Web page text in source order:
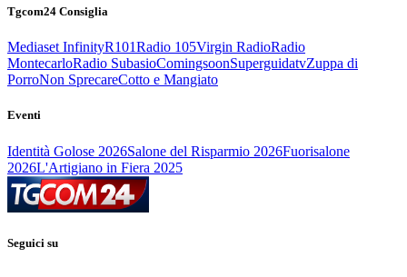
Tgcom24 Consiglia
Mediaset InfinityR101Radio 105Virgin RadioRadio
MontecarloRadio SubasioComingsoonSuperguidatvZuppa di
PorroNon SprecareCotto e Mangiato
Eventi
Identità Golose 2026Salone del Risparmio 2026Fuorisalone
2026L'Artigiano in Fiera 2025
Seguici su